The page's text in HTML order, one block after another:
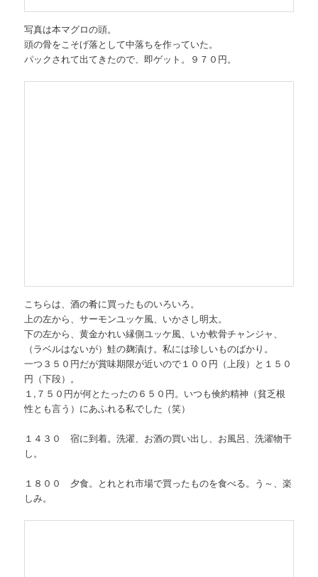
写真は本マグロの頭。
頭の骨をこそげ落として中落ちを作っていた。
パックされて出てきたので、即ゲット。９７０円。
こちらは、酒の肴に買ったものいろいろ。
上の左から、サーモンユッケ風、いかさし明太。
下の左から、黄金かれい縁側ユッケ風、いか軟骨チャンジャ、
（ラベルはないが）鮭の麹漬け。私には珍しいものばかり。
一つ３５０円だが賞味期限が近いので１００円（上段）と１５０
円（下段）。
１,７５０円が何とたったの６５０円。いつも倹約精神（貧乏根
性とも言う）にあふれる私でした（笑）
１４３０ 宿に到着。洗濯、お酒の買い出し、お風呂、洗濯物干
し。
１８００ 夕食。とれとれ市場で買ったものを食べる。う～、楽
しみ。